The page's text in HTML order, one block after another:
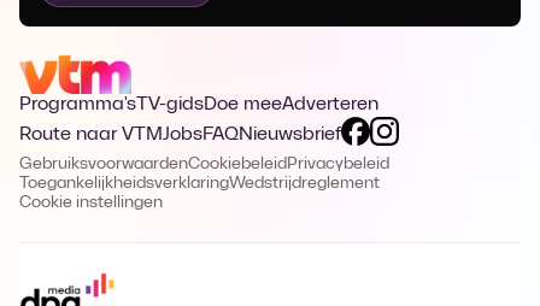
Programma's TV-gidsDoe meeAdverteren
Route naar VTMJobsFAQNieuwsbrief
GebruiksvoorwaardenCookiebeleid Privacybeleid
ToegankelijkheidsverklaringWedstrijdreglement
Cookie instellingen